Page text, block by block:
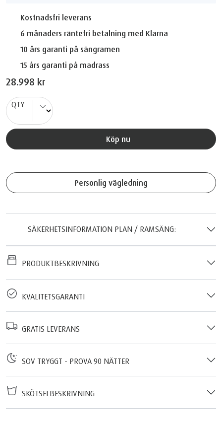
Kostnadsfri leverans
6 månaders räntefri betalning med Klarna
10 års garanti på sängramen
15 års garanti på madrass
28.998 kr
QTY
Köp nu
Personlig vägledning
SÄKERHETSINFORMATION PLAN / RAMSÄNG:
PRODUKTBESKRIVNING
KVALITETSGARANTI
GRATIS LEVERANS
SOV TRYGGT - PROVA 90 NÄTTER
SKÖTSELBESKRIVNING